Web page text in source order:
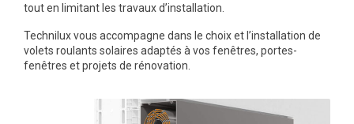
tout en limitant les travaux d’installation.
Technilux vous accompagne dans le choix et l’installation de
volets roulants solaires adaptés à vos fenêtres, portes-
fenêtres et projets de rénovation.